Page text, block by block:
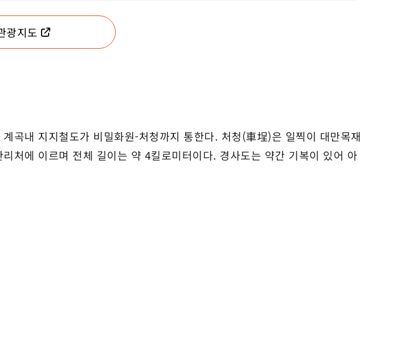
광지도
곡내 지지철도가 비밀화원-처청까지 통한다. 처청(車埕)은 일찍이 대만목재
처에 이르며 전체 길이는 약 4킬로미터이다. 경사도는 약간 기복이 있어 아